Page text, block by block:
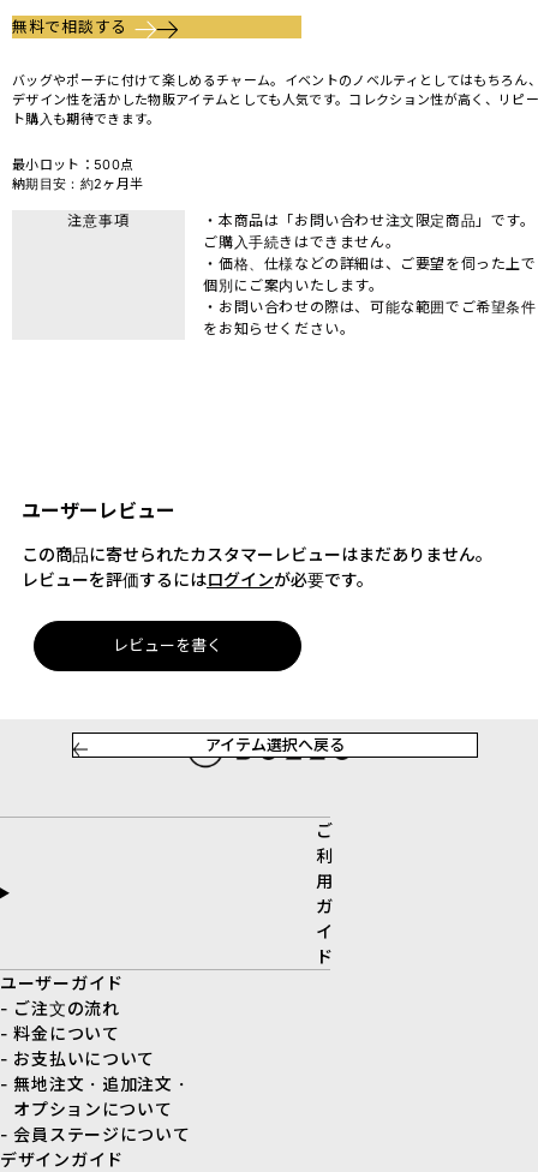
無料で相談する
バッグやポーチに付けて楽しめるチャーム。イベントのノベルティとしてはもちろん
デザイン性を活かした物販アイテムとしても人気です。コレクション性が高く、リピー
ト購入も期待できます。
最小ロット：500点
納期目安：約2ヶ月半
注意事項
・本商品は「お問い合わせ注文限定商品」です。
ご購入手続きはできません。
・価格、仕様などの詳細は、ご要望を伺った上で
個別にご案内いたします。
・お問い合わせの際は、可能な範囲でご希望条件
をお知らせください。
ユーザーレビュー
この商品に寄せられたカスタマーレビューはまだありません。
レビューを評価するにはログインが必要です。
レビューを書く
アイテム選択へ戻る
ご
利
用
ガ
イ
ド
ユーザーガイド
- ご注文の流れ
- 料金について
- お支払いについて
- 無地注文・追加注文・
オプションについて
- 会員ステージについて
デザインガイド